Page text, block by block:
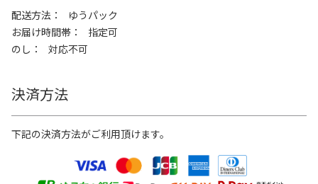
配送方法
ゆうパック
お届け時間帯
指定可
のし
対応不可
決済方法
下記の決済方法がご利用頂けます。